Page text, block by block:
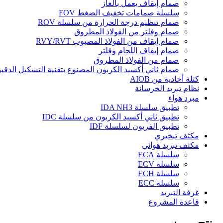
صمام إيقاف يعمل بالغاز
سلسلة صمامات تخفيف الضغط FOV
صمام تنظيم درجة الحرارة من سلسلة ROV
صمام وفلتر من الفولاذ المطروق
صمام إيقاف من الفولاذ المصبوب RVY/RVT
صمام إيقاف اللحام وفلتر
صمام من الفولاذ المطروق
صمام ثاني أكسيد الكربون المصنوع بتقنية التشكيل
كتلة أحادية من AIOB
نظام تبريد الخرسانة
مبرد هواء
تطبيق سلسلة IDA NH3
تطبيق ثاني أكسيد الكربون من سلسلة IDC
تطبيق الفريون لسلسلة IDF
مكثف تبخيري
مكثف تبريد هوائي
سلسلة ECA
سلسلة ECV
سلسلة ECH
سلسلة ECC
غرفة التبريد
قاعدة المشروع